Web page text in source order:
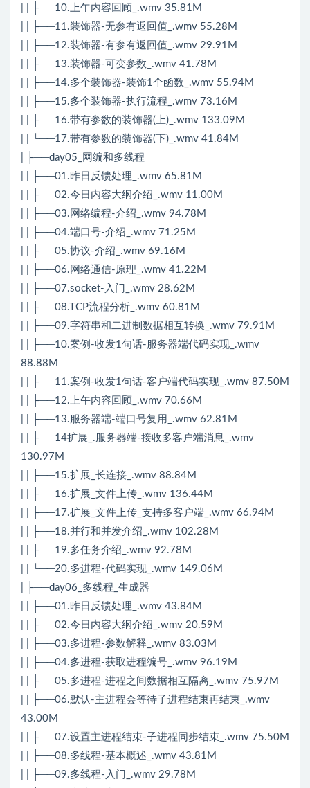
| | ├──10.上午内容回顾_.wmv 35.81M
| | ├──11.装饰器-无参有返回值_.wmv 55.28M
| | ├──12.装饰器-有参有返回值_.wmv 29.91M
| | ├──13.装饰器-可变参数_.wmv 41.78M
| | ├──14.多个装饰器-装饰1个函数_.wmv 55.94M
| | ├──15.多个装饰器-执行流程_.wmv 73.16M
| | ├──16.带有参数的装饰器(上)_.wmv 133.09M
| | └──17.带有参数的装饰器(下)_.wmv 41.84M
| ├──day05_网编和多线程
| | ├──01.昨日反馈处理_.wmv 65.81M
| | ├──02.今日内容大纲介绍_.wmv 11.00M
| | ├──03.网络编程-介绍_.wmv 94.78M
| | ├──04.端口号-介绍_.wmv 71.25M
| | ├──05.协议-介绍_.wmv 69.16M
| | ├──06.网络通信-原理_.wmv 41.22M
| | ├──07.socket-入门_.wmv 28.62M
| | ├──08.TCP流程分析_.wmv 60.81M
| | ├──09.字符串和二进制数据相互转换_.wmv 79.91M
| | ├──10.案例-收发1句话-服务器端代码实现_.wmv
88.88M
| | ├──11.案例-收发1句话-客户端代码实现_.wmv 87.50M
| | ├──12.上午内容回顾_.wmv 70.66M
| | ├──13.服务器端-端口号复用_.wmv 62.81M
| | ├──14扩展_.服务器端-接收多客户端消息_.wmv
130.97M
| | ├──15.扩展_长连接_.wmv 88.84M
| | ├──16.扩展_文件上传_.wmv 136.44M
| | ├──17.扩展_文件上传_支持多客户端_.wmv 66.94M
| | ├──18.并行和并发介绍_.wmv 102.28M
| | ├──19.多任务介绍_.wmv 92.78M
| | └──20.多进程-代码实现_.wmv 149.06M
| ├──day06_多线程_生成器
| | ├──01.昨日反馈处理_.wmv 43.84M
| | ├──02.今日内容大纲介绍_.wmv 20.59M
| | ├──03.多进程-参数解释_.wmv 83.03M
| | ├──04.多进程-获取进程编号_.wmv 96.19M
| | ├──05.多进程-进程之间数据相互隔离_.wmv 75.97M
| | ├──06.默认-主进程会等待子进程结束再结束_.wmv
43.00M
| | ├──07.设置主进程结束-子进程同步结束_.wmv 75.50M
| | ├──08.多线程-基本概述_.wmv 43.81M
| | ├──09.多线程-入门_.wmv 29.78M